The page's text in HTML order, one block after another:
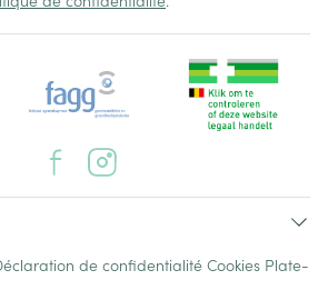
de confidentialité Cookies Plate-